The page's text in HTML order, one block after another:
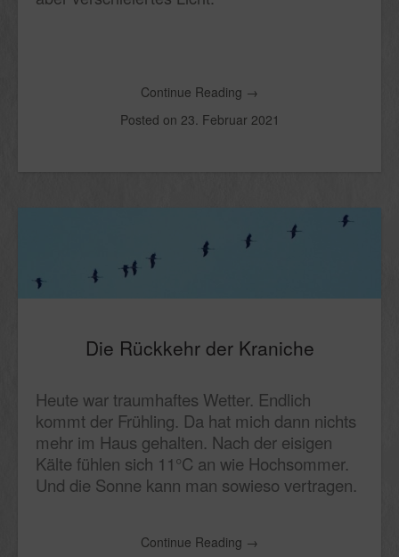
Continue Reading →
Posted on 23. Februar 2021
Die Rückkehr der Kraniche
Heute war traumhaftes Wetter. Endlich
kommt der Frühling. Da hat mich dann nichts
mehr im Haus gehalten. Nach der eisigen
Kälte fühlen sich 11°C an wie Hochsommer.
Und die Sonne kann man sowieso vertragen.
Continue Reading →